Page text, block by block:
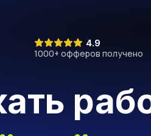
4.9
1000+ офферов получено